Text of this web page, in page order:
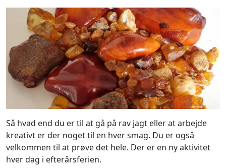
Så hvad end du er til at gå på rav jagt eller at arbejde
kreativt er der noget til en hver smag. Du er også
velkommen til at prøve det hele. Der er en ny aktivitet
hver dag i efterårsferien.